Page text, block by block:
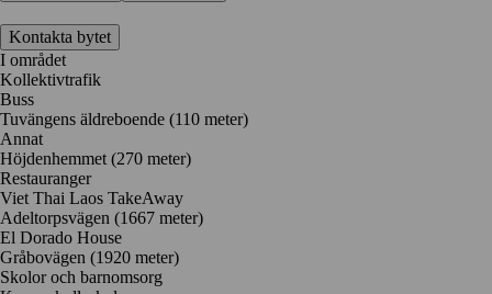
Kontakta bytet
I området
Kollektivtrafik
Buss
Tuvängens äldreboende (110 meter)
Annat
Höjdenhemmet (270 meter)
Restauranger
Viet Thai Laos TakeAway
Adeltorpsvägen (1667 meter)
El Dorado House
Gråbovägen (1920 meter)
Skolor och barnomsorg